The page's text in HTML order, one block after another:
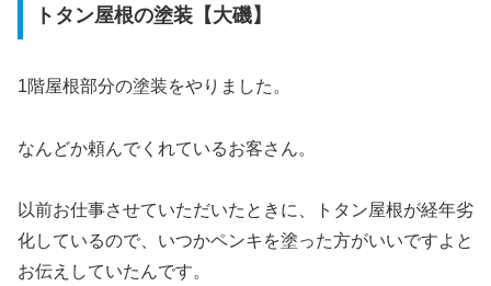
トタン屋根の塗装【大磯】
1階屋根部分の塗装をやりました。
なんどか頼んでくれているお客さん。
以前お仕事させていただいたときに、トタン屋根が経年劣
化しているので、いつかペンキを塗った方がいいですよと
お伝えしていたんです。